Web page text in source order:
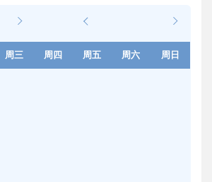
周三 周四 周五 周六 周日